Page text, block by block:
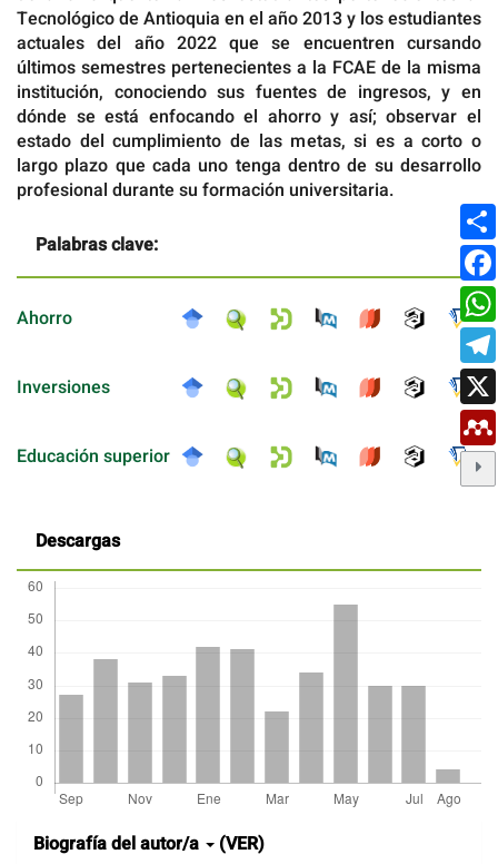
Tecnológico de Antioquia en el año 2013 y los estudiantes
actuales del año 2022 que se encuentren cursando
últimos semestres pertenecientes a la FCAE de la misma
institución, conociendo sus fuentes de ingresos, y en
dónde se está enfocando el ahorro y así; observar el
estado del cumplimiento de las metas, si es a corto o
largo plazo que cada uno tenga dentro de su desarrollo
profesional durante su formación universitaria.
Palabras clave:
Ahorro
Inversiones
Educación superior
Descargas
Detalles
del
Biografía del autor/a (VER)